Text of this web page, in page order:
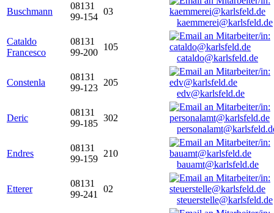
Buschmann
08131
99-154
03
kaemmerei@karlsfeld.de
Cataldo
Francesco
08131
99-200
105
cataldo@karlsfeld.de
Constenla
08131
99-123
205
edv@karlsfeld.de
Deric
08131
99-185
302
Endres
08131
99-159
210
bauamt@karlsfeld.de
Etterer
08131
99-241
02
steuerstelle@karlsfeld.de